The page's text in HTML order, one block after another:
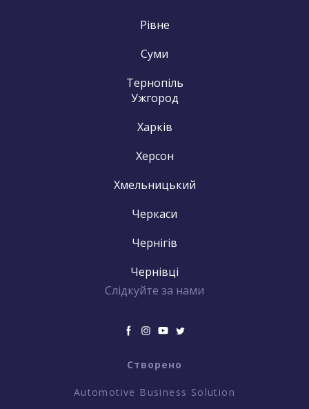
Рівне
Суми
Тернопіль
Ужгород
Харків
Херсон
Хмельницький
Черкаси
Чернігів
Чернівці
Слідкуйте за нами
Створено
Automotive Business Solution